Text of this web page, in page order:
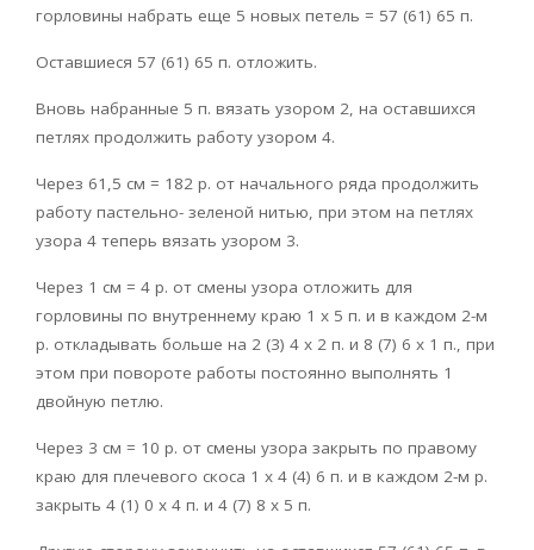
горловины набрать еще 5 новых петель = 57 (61) 65 п.
Оставшиеся 57 (61) 65 п. отложить.
Вновь набранные 5 п. вязать узором 2, на оставшихся
петлях продолжить работу узором 4.
Через 61,5 см = 182 р. от начального ряда продолжить
работу пастельно- зеленой нитью, при этом на петлях
узора 4 теперь вязать узором 3.
Через 1 см = 4 р. от смены узора отложить для
горловины по внутреннему краю 1 х 5 п. и в каждом 2-м
р. откладывать больше на 2 (3) 4 х 2 п. и 8 (7) 6 х 1 п., при
этом при повороте работы постоянно выполнять 1
двойную петлю.
Через 3 см = 10 р. от смены узора закрыть по правому
краю для плечевого скоса 1 х 4 (4) 6 п. и в каждом 2-м р.
закрыть 4 (1) 0 х 4 п. и 4 (7) 8 x 5 п.